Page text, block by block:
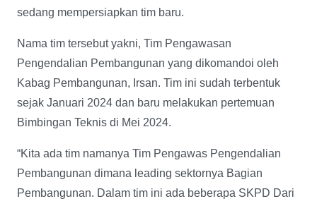
sedang mempersiapkan tim baru.
Nama tim tersebut yakni, Tim Pengawasan
Pengendalian Pembangunan yang dikomandoi oleh
Kabag Pembangunan, Irsan. Tim ini sudah terbentuk
sejak Januari 2024 dan baru melakukan pertemuan
Bimbingan Teknis di Mei 2024.
“Kita ada tim namanya Tim Pengawas Pengendalian
Pembangunan dimana leading sektornya Bagian
Pembangunan. Dalam tim ini ada beberapa SKPD Dari